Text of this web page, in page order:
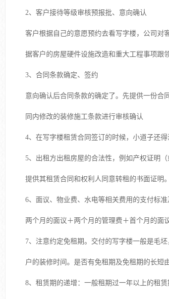
2、客户接待等级审核预报批、意向确认
客户根据自己的意愿预约去看写字楼，公司对
据客户的房屋硬件设施改造和重大工程事项跟
3、合同条款确定、签约
意向确认后合同条款的确定了。先提供一份合
同内修改的装修施工条款进行审核确认
4、在写字楼租赁合同签订的时候，小道子还得
5、出租方出租房屋的合法性，例如产权证明
提供其租赁合同和权利人同意转租的书面证明。
6、面议、物业费、水电等相关费用的支付标
两个月的面议＋两个月的管理费＋首个月的面
7、注意约定免租期。交付的写字楼一般是毛
户的装修时间。是否有免租期及免租期的长短
8、租赁期的递增：一般租期过一年以上的租